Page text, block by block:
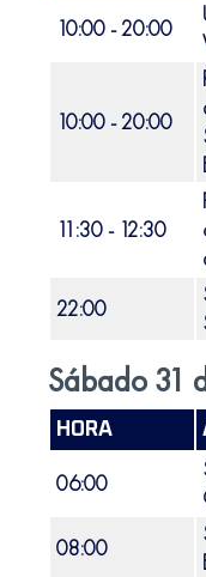
10:00 - 20:00
10:00 - 20:00
11:30 - 12:30
22:00
Sábado 31
HORA
06:00
08:00